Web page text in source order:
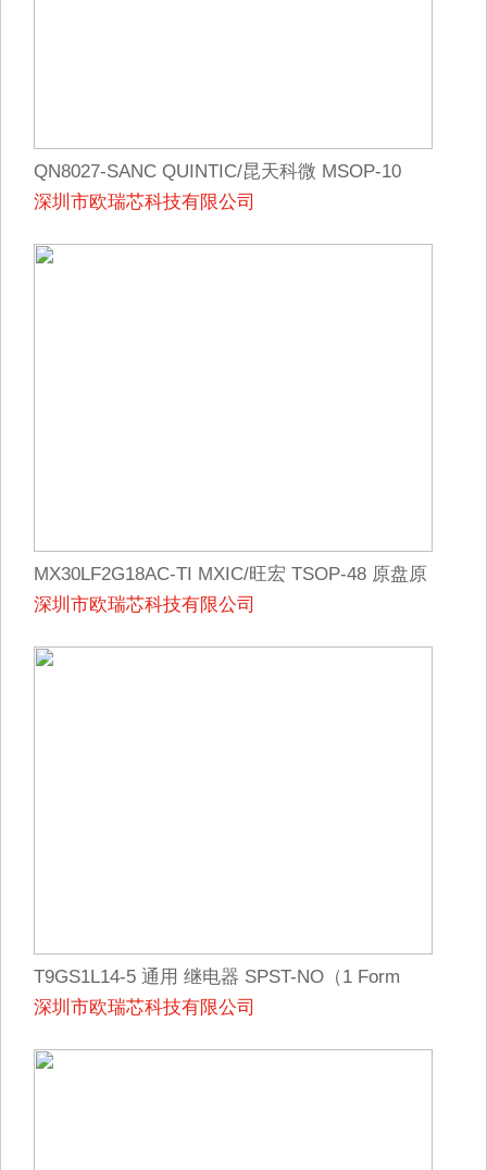
QN8027-SANC QUINTIC/昆天科微 MSOP-10
深圳市欧瑞芯科技有限公司
MX30LF2G18AC-TI MXIC/旺宏 TSOP-48 原盘原
标
深圳市欧瑞芯科技有限公司
T9GS1L14-5 通用 继电器 SPST-NO（1 Form
A） 5VDC 线圈 通孔
深圳市欧瑞芯科技有限公司